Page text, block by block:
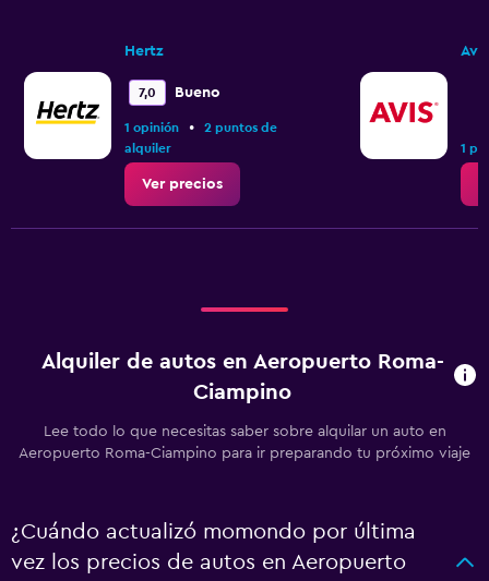
Hertz
7,0 Bueno
1 opinión •
2 puntos de
alquiler
Ver precios
Avis
1
Alquiler de autos en Aeropuerto Roma-
Ciampino
Lee todo lo que necesitas saber sobre alquilar un auto en
Aeropuerto Roma-Ciampino para ir preparando tu próximo viaje
¿Cuándo actualizó momondo por última
vez los precios de autos en Aeropuerto